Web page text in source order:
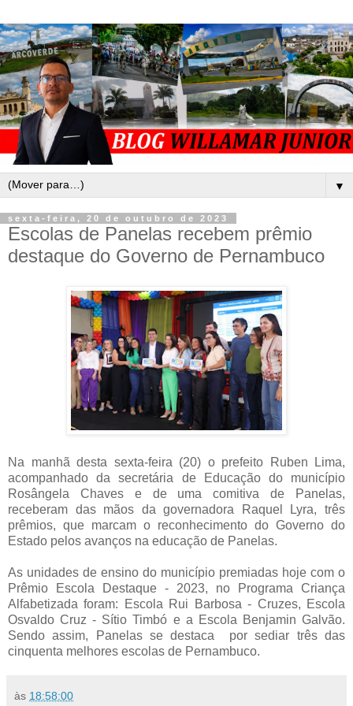
▼
sexta-feira, 20 de outubro de 2023
Escolas de Panelas recebem prêmio
destaque do Governo de Pernambuco
Na manhã desta sexta-feira (20) o prefeito Ruben Lima,
acompanhado da secretária de Educação do município
Rosângela Chaves e de uma comitiva de Panelas,
receberam das mãos da governadora Raquel Lyra, três
prêmios, que marcam o reconhecimento do Governo do
Estado pelos avanços na educação de Panelas.
As unidades de ensino do município premiadas hoje com o
Prêmio Escola Destaque - 2023, no Programa Criança
Alfabetizada foram: Escola Rui Barbosa - Cruzes, Escola
Osvaldo Cruz - Sítio Timbó e a Escola Benjamin Galvão.
Sendo assim, Panelas se destaca por sediar três das
cinquenta melhores escolas de Pernambuco.
às 18:58:00